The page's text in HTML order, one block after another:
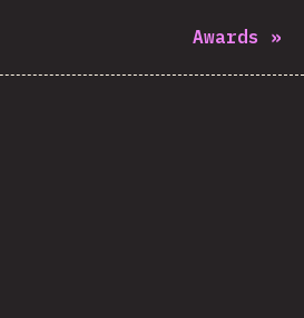
Awards »